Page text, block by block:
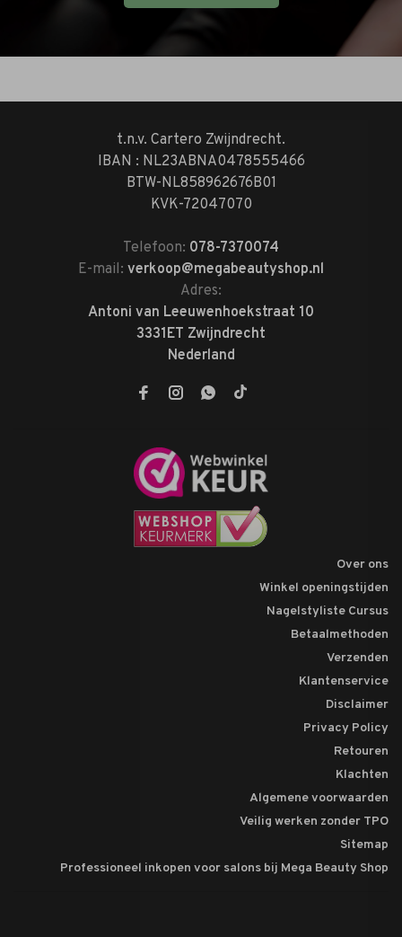
t.n.v. Cartero Zwijndrecht.
IBAN : NL23ABNA0478555466
BTW-NL858962676B01
KVK-72047070
Telefoon: 078-7370074
E-mail: verkoop@megabeautyshop.nl
Adres:
Antoni van Leeuwenhoekstraat 10
3331ET Zwijndrecht
Nederland
Over ons
Winkel openingstijden
Nagelstyliste Cursus
Betaalmethoden
Verzenden
Klantenservice
Disclaimer
Privacy Policy
Retouren
Klachten
Algemene voorwaarden
Veilig werken zonder TPO
Sitemap
Professioneel inkopen voor salons bij Mega Beauty Shop